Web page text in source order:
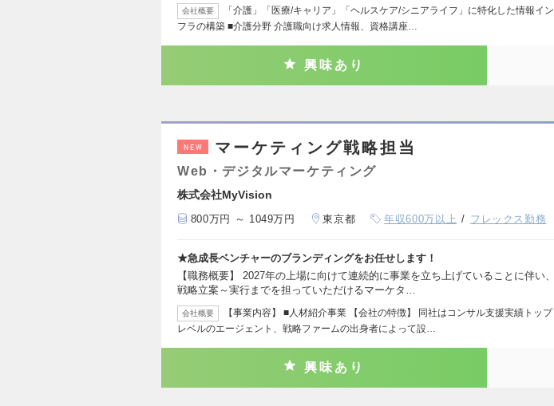
会社概要
「介護」「医療/キャリア」「ヘルスケア/シニアライフ」に特化した情報イン
フラの構築 ■介護分野 介護職向け求人情報、資格講座…
興味あり
NEW マーケティング戦略担当
Web・デジタルマーケティング
株式会社MyVision
800万円 ～ 1049万円 東京都 年収600万以上 フレックス勤務
★急成長ベンチャーのブランディングをお任せします！
【職務概要】 2027年の上場に向けて連続的に事業を立ち上げていることに伴い、
戦略立案～実行までを担っていただけるマーケタ…
会社概要
【事業内容】 ■人材紹介事業 【会社の特徴】 同社はコンサル支援実績トップ
レベルのエージェント、戦略ファームの出身者によって設…
興味あり